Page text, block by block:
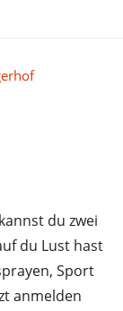
du zwei
du Lust hast
Sport
anmelden